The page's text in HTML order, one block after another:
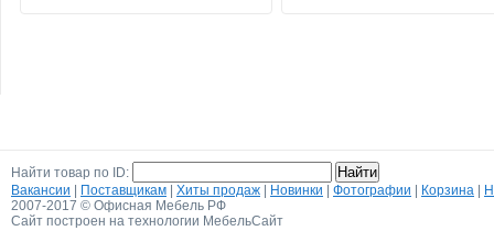
Найти товар по ID:
Вакансии
Поставщикам Хиты продаж Новинки Фотографии Корзина
2007-2017 © Офисная Мебель РФ
Сайт построен на технологии МебельСайт